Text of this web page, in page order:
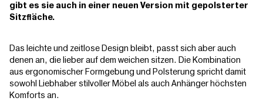
gibt es sie auch in einer neuen Version mit gepolsterter
Sitzfläche.
Das leichte und zeitlose Design bleibt, passt sich aber auch
denen an, die lieber auf dem weichen sitzen. Die Kombination
aus ergonomischer Formgebung und Polsterung spricht damit
sowohl Liebhaber stilvoller Möbel als auch Anhänger höchsten
Komforts an.